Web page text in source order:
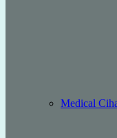
Medical